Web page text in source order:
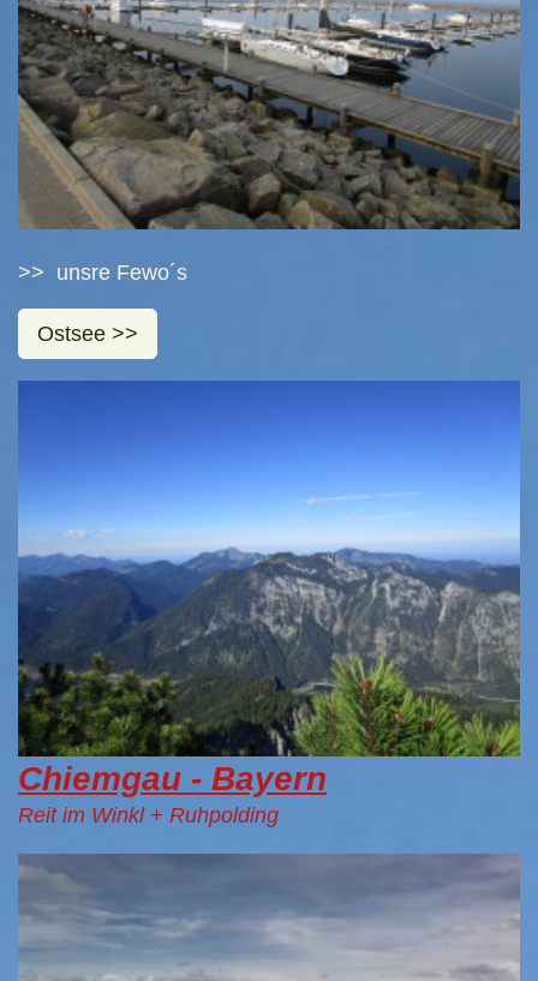
>> unsre Fewo´s
Ostsee >>
Chiemgau - Bayern
Reit im Winkl + Ruhpolding